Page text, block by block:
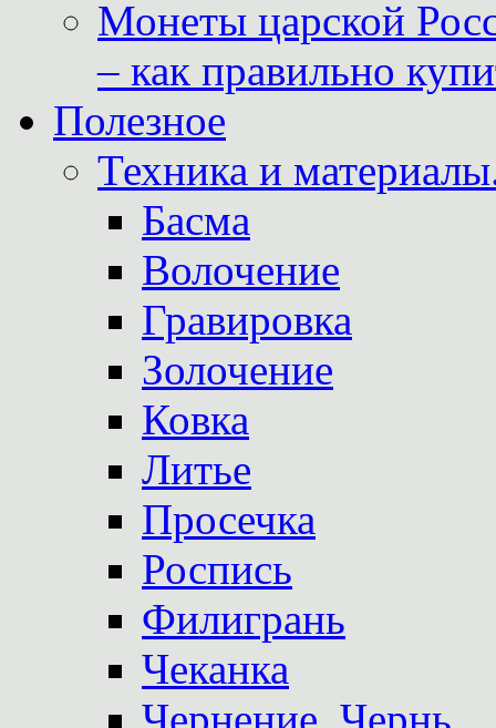
Монеты царской
– как правильно
Полезное
Техника и
Басма
Волочение
Гравировка
Золочение
Ковка
Литье
Просечка
Роспись
Филигрань
Чеканка